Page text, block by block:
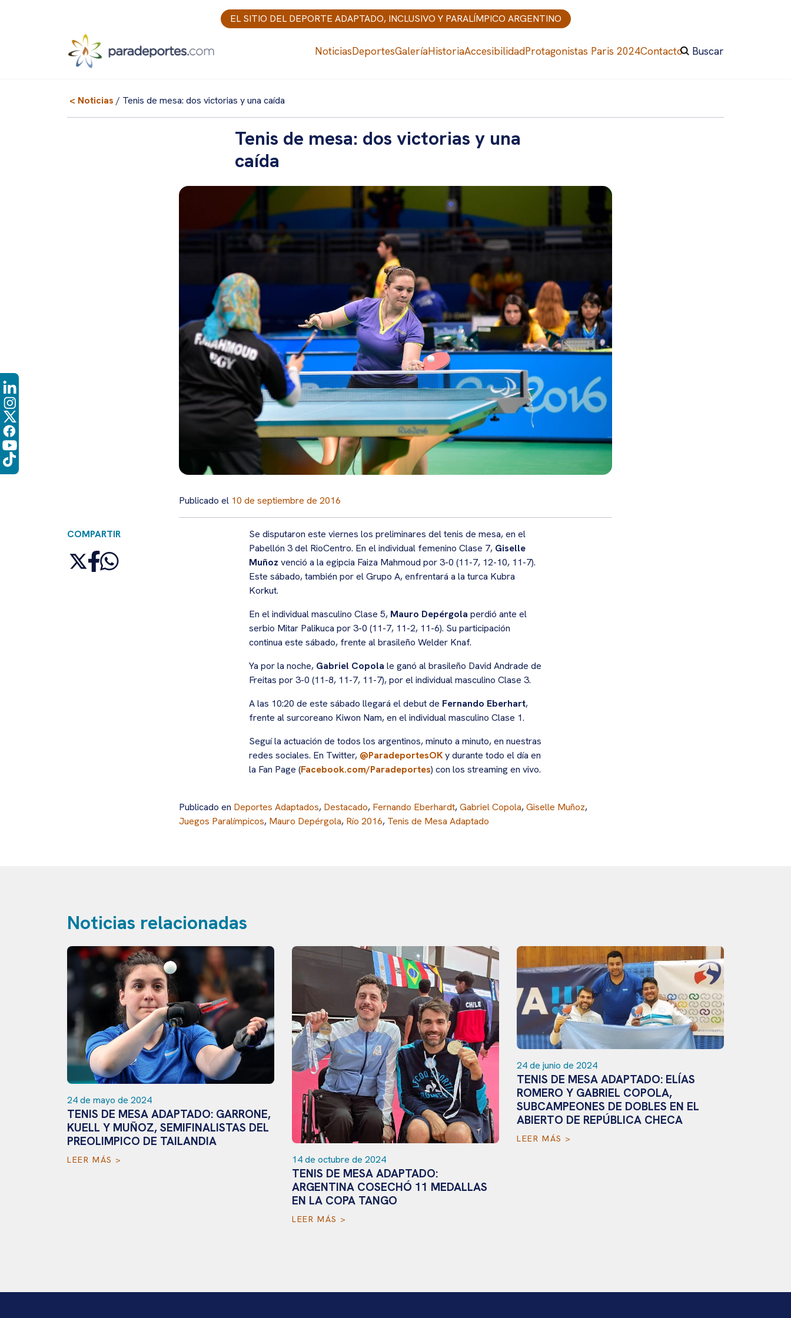
EL SITIO DEL DEPORTE ADAPTADO, INCLUSIVO Y PARALÍMPICO ARGENTINO
NoticiasDeportesGaleríaHistoriaAccesibilidadProtagonistas Paris 2024Contacto Buscar
< Noticias / Tenis de mesa: dos victorias y una caída
Tenis de mesa: dos victorias y una
caída
Publicado el 10 de septiembre de 2016
COMPARTIR
Se disputaron este viernes los preliminares del tenis de mesa, en el
Pabellón 3 del RioCentro. En el individual femenino Clase 7, Giselle
Muñoz venció a la egipcia Faiza Mahmoud por 3-0 (11-7, 12-10, 11-7).
Este sábado, también por el Grupo A, enfrentará a la turca Kubra
Korkut.
En el individual masculino Clase 5, Mauro Depérgola perdió ante el
serbio Mitar Palikuca por 3-0 (11-7, 11-2, 11-6). Su participación
continua este sábado, frente al brasileño Welder Knaf.
Ya por la noche, Gabriel Copola le ganó al brasileño David Andrade de
Freitas por 3-0 (11-8, 11-7, 11-7), por el individual masculino Clase 3.
A las 10:20 de este sábado llegará el debut de Fernando Eberhart,
frente al surcoreano Kiwon Nam, en el individual masculino Clase 1.
Seguí la actuación de todos los argentinos, minuto a minuto, en nuestras
redes sociales. En Twitter, @ParadeportesOKy durante todo el día en
la Fan Page (Facebook.com/Paradeportes) con los streaming en vivo.
Publicado en Deportes Adaptados, Destacado, Fernando Eberhardt,Gabriel Copola,Giselle Muñoz,
Juegos Paralímpicos, Mauro Depérgola, Río 2016, Tenis de Mesa Adaptado
Noticias relacionadas
24 de mayo de 2024
TENIS DE MESA ADAPTADO: GARRONE,
KUELL Y MUÑOZ, SEMIFINALISTAS DEL
PREOLIMPICO DE TAILANDIA
LEER MÁS > 14 de octubre de 2024
TENIS DE MESA ADAPTADO:
ARGENTINA COSECHÓ 11 MEDALLAS
EN LA COPA TANGO
LEER MÁS >
24 de junio de 2024
TENIS DE MESA ADAPTADO: ELÍAS
ROMERO Y GABRIEL COPOLA,
SUBCAMPEONES DE DOBLES EN EL
ABIERTO DE REPÚBLICA CHECA
LEER MÁS >